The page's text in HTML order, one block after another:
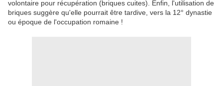
volontaire pour récupération (briques cuites). Enfin, l'utilisation de
briques suggère qu'elle pourrait être tardive, vers la 12° dynastie
ou époque de l'occupation romaine !